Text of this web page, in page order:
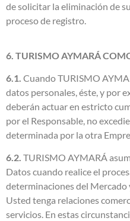
de solicitar la eliminación de
proceso de registro.
6. TURISMO AYMARÁ
6.1. Cuando TURISMO
datos personales, éste, y por
deberán actuar en estricto
por el Responsable, no
determinada por la otra
6.2. TURISMO AYMARÁ
Datos cuando realice el
determinaciones del Mercado
Usted tenga relaciones
servicios. En estas